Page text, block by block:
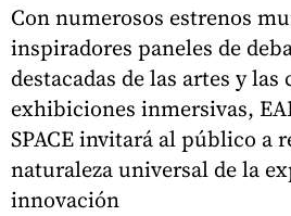
Con numerosos estrenos
inspiradores paneles de
destacadas de las artes y las
exhibiciones inmersivas,
SPACE invitará al público a
naturaleza universal de la
innovación